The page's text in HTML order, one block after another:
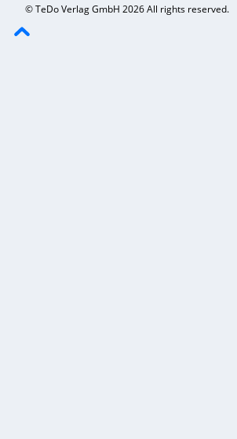
© TeDo Verlag GmbH 2026 All rights reserved.